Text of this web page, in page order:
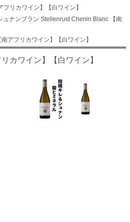
リカワイン】【白ワイン】
ュナンブラン Stellenrust Chenin Blanc 【南
アフリカワイン】【白ワイン】
カワイン】【白ワイン】